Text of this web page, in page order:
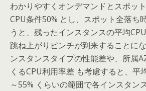
わかりやすくオンデマンドとスポッ
CPU条件50% とし、スポット全落ち
うと、残ったインスタンスの平均
跳ね上がりピンチが到来することに
ンスタンスタイプの性能差や、所属
くるCPU利用率差 も考慮すると、平
～55% くらいの範囲で各インスタン